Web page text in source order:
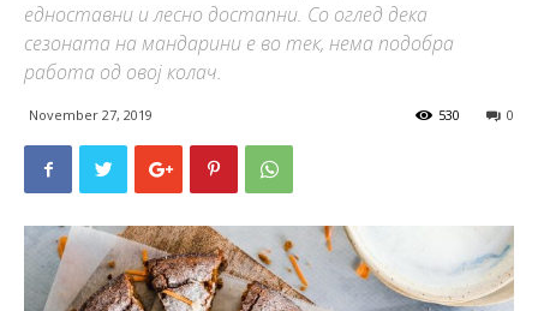
едноставни и лесно достапни. Со оглед дека
сезоната на мандарини е во тек, нема подобра
работа од овој колач.
November 27, 2019 0
530